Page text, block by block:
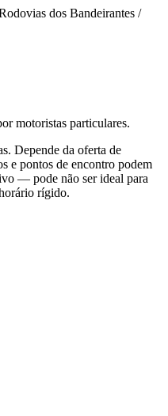
dos Bandeirantes /
motoristas particulares.
Depende da oferta de
e pontos de encontro podem
— pode não ser ideal para
rígido.